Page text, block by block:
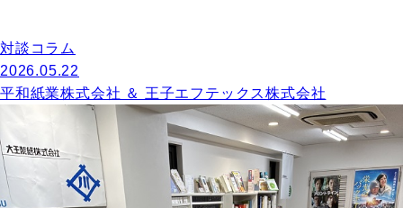
対談コラム
2026.05.22
平和紙業株式会社 ＆ 王子エフテックス株式会社